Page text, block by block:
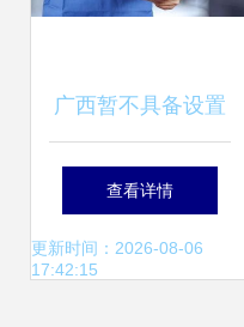
广西暂不具备设置
互联网医院基本条
件，已设置者需撤
查看详情
更新时间：2026-08-06
17:42:15